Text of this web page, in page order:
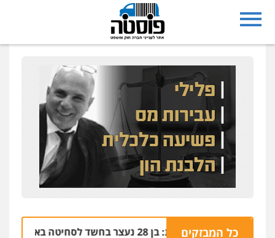
כל המבזקים
נצרת: בן 28 נעצר בחשד לסחיטה באיומים מטלפון שאינו שלו